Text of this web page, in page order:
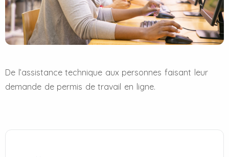
De l’assistance technique aux personnes faisant leur
demande de permis de travail en ligne.